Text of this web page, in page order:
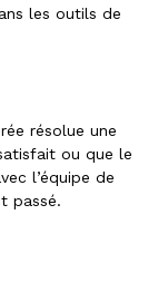
les outils de
résolue une
ou que le
l’équipe de
passé.